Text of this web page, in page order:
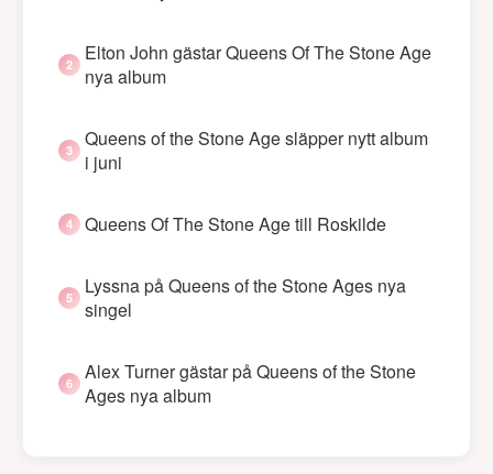
Elton John gästar Queens Of The Stone Age
nya album
Queens of the Stone Age släpper nytt album
i juni
Queens Of The Stone Age till Roskilde
Lyssna på Queens of the Stone Ages nya
singel
Alex Turner gästar på Queens of the Stone
Ages nya album